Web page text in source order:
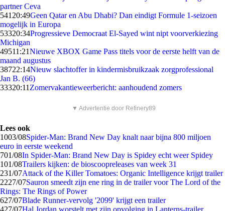
partner Ceva
541 20:49Geen Qatar en Abu Dhabi? Dan eindigt Formule 1-seizoen
mogelijk in Europa
53320:34Progressieve Democraat El-Sayed wint nipt voorverkiezing
Michigan
49511:21Nieuwe XBOX Game Pass titels voor de eerste helft van de
maand augustus
38722:14Nieuw slachtoffer in kindermisbruikzaak zorgprofessional
Jan B. (66)
33320:11 Zomervakantieweerbericht: aanhoudend zomers
▼ Advertentie door Refinery89
Lees ook
1003/08Spider-Man: Brand New Day knalt naar bijna 800 miljoen
euro in eerste weekend
701/08In Spider-Man: Brand New Day is Spidey echt weer Spidey
101/08Trailers kijken: de bioscoopreleases van week 31
231/07Attack of the Killer Tomatoes: Organic Intelligence krijgt trailer
2227/07Sauron smeedt zijn ene ring in de trailer voor The Lord of the
Rings: The Rings of Power
627/07Blade Runner-vervolg '2099' krijgt een trailer
427/07Hal Jordan worstelt met zijn opvolging in Lanterns-trailer